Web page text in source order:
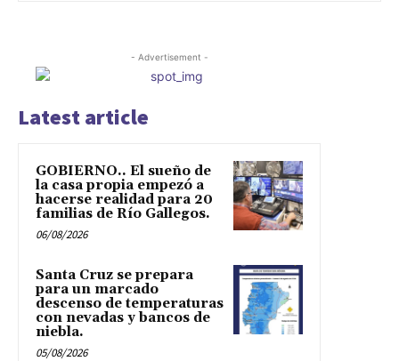
- Advertisement -
Latest article
GOBIERNO.. El sueño de
la casa propia empezó a
hacerse realidad para 20
familias de Río Gallegos.
06/08/2026
Santa Cruz se prepara
para un marcado
descenso de temperaturas
con nevadas y bancos de
niebla.
05/08/2026